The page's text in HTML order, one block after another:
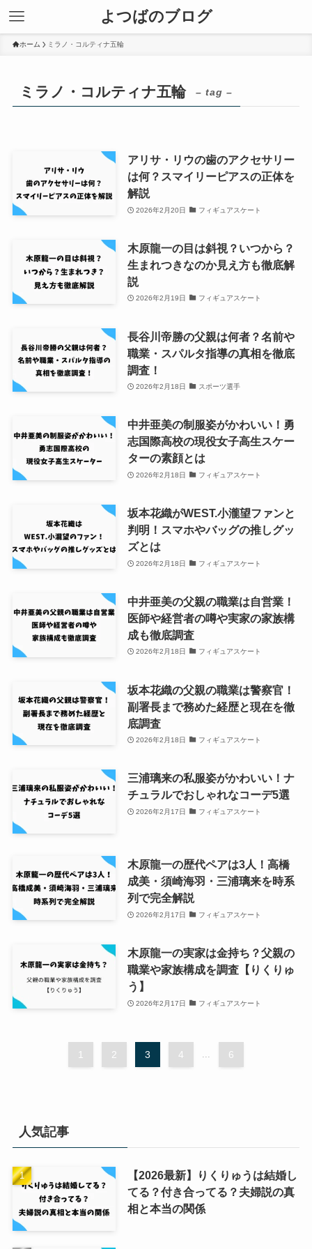
よつばのブログ
ホーム ミラノ・コルティナ五輪
ミラノ・コルティナ五輪 – tag –
アリサ・リウの歯のアクセサリー
は何？スマイリーピアスの正体を
解説
2026年2月20日 フィギュアスケート
木原龍一の目は斜視？いつから？
生まれつきなのか見え方も徹底解
説
2026年2月19日 フィギュアスケート
長谷川帝勝の父親は何者？名前や
職業・スパルタ指導の真相を徹底
調査！
2026年2月18日 スポーツ選手
中井亜美の制服姿がかわいい！勇
志国際高校の現役女子高生スケー
ターの素顔とは
2026年2月18日 フィギュアスケート
坂本花織がWEST.小瀧望ファンと
判明！スマホやバッグの推しグッ
ズとは
2026年2月18日 フィギュアスケート
中井亜美の父親の職業は自営業！
医師や経営者の噂や実家の家族構
成も徹底調査
2026年2月18日 フィギュアスケート
坂本花織の父親の職業は警察官！
副署長まで務めた経歴と現在を徹
底調査
2026年2月18日 フィギュアスケート
三浦璃来の私服姿がかわいい！ナ
チュラルでおしゃれなコーデ5選
2026年2月17日 フィギュアスケート
木原龍一の歴代ペアは3人！高橋
成美・須崎海羽・三浦璃来を時系
列で完全解説
2026年2月17日 フィギュアスケート
木原龍一の実家は金持ち？父親の
職業や家族構成を調査【りくりゅ
う】
2026年2月17日 フィギュアスケート
1 2 3 4 6
人気記事
【2026最新】りくりゅうは結婚し
てる？付き合ってる？夫婦説の真
相と本当の関係